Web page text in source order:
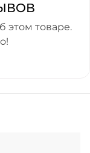
этом товаре.